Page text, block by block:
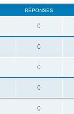
RÉPONSES
0
0
0
0
0